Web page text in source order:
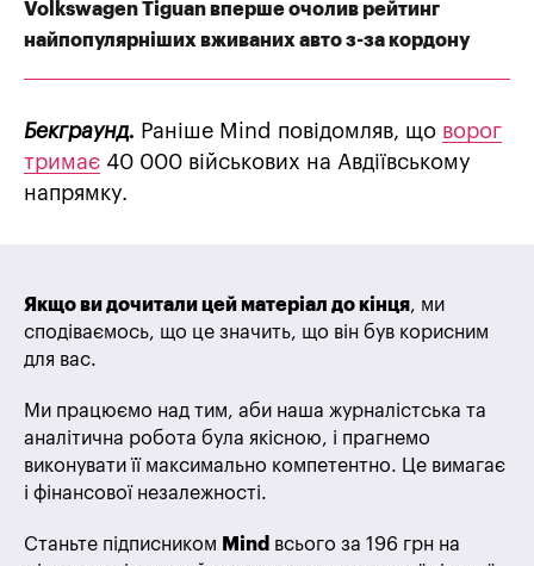
Volkswagen Tiguan вперше очолив рейтинг
найпопулярніших вживаних авто з-за кордону
Бекграунд. Раніше Mind повідомляв, що ворог
тримає 40 000 військових на Авдіївському
напрямку.
Якщо ви дочитали цей матеріал до кінця, ми
сподіваємось, що це значить, що він був корисним
для вас.
Ми працюємо над тим, аби наша журналістська та
аналітична робота була якісною, і прагнемо
виконувати її максимально компетентно. Це вимагає
і фінансової незалежності.
Станьте підписником Mind всього за 196 грн на